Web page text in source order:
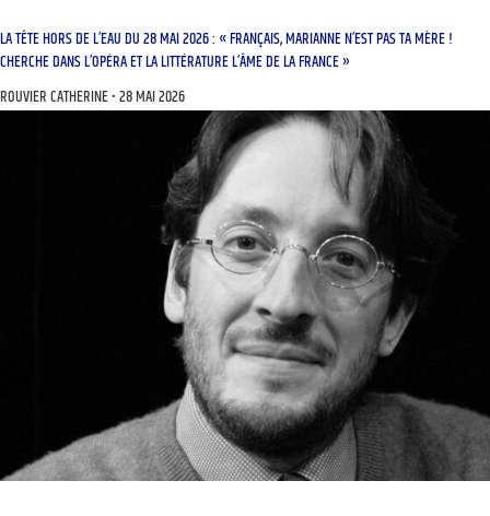
LA TÊTE HORS DE L’EAU DU 28 MAI 2026 : « FRANÇAIS, MARIANNE N’EST PAS TA MÈRE !
CHERCHE DANS L’OPÉRA ET LA LITTÉRATURE L’ÂME DE LA FRANCE »
ROUVIER CATHERINE 28 MAI 2026